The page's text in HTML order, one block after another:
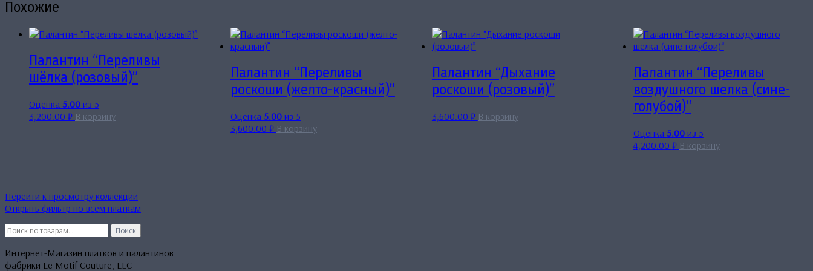
Похожие
Палантин “Переливы
шёлка (розовый)”
Оценка 5.00 из 5
3,200.00 ₽ В корзину
Палантин “Переливы
роскоши (желто-красный)”
Оценка 5.00из 5
3,600.00 ₽ В корзину
Палантин “Дыхание
роскоши (розовый)”
3,600.00 ₽ В корзину
Палантин “Переливы
воздушного шелка (сине-
голубой)“
Оценка 5.00из 5
4,200.00 ₽ В корзину
Перейти к просмотру коллекций
Открыть фильтр по всем платкам
Искать:
Поиск
Интернет-Магазин платков и палантинов
фабрики Le Motif Couture, LLC